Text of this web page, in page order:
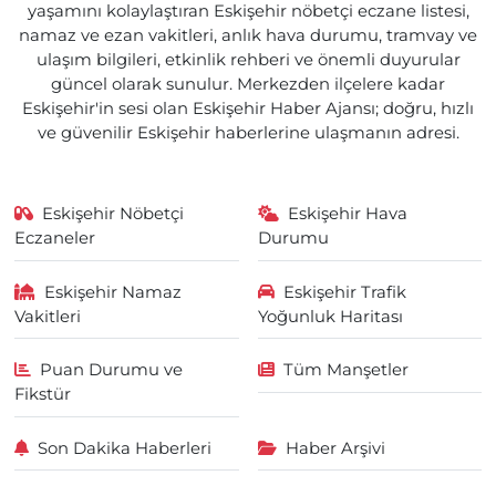
yaşamını kolaylaştıran Eskişehir nöbetçi eczane listesi,
namaz ve ezan vakitleri, anlık hava durumu, tramvay ve
ulaşım bilgileri, etkinlik rehberi ve önemli duyurular
güncel olarak sunulur. Merkezden ilçelere kadar
Eskişehir'in sesi olan Eskişehir Haber Ajansı; doğru, hızlı
ve güvenilir Eskişehir haberlerine ulaşmanın adresi.
Eskişehir Nöbetçi
Eczaneler
Eskişehir Hava
Durumu
Eskişehir Namaz
Vakitleri
Eskişehir Trafik
Yoğunluk Haritası
Puan Durumu ve
Fikstür
Tüm Manşetler
Son Dakika Haberleri Haber Arşivi